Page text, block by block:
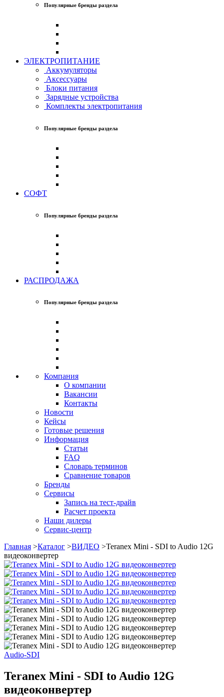
Популярные бренды раздела
ЭЛЕКТРОПИТАНИЕ
Аккумуляторы
Аксессуары
Блоки питания
Зарядные устройства
Комплекты электропитания
Популярные бренды раздела
СОФТ
Популярные бренды раздела
РАСПРОДАЖА
Популярные бренды раздела
Компания
О компании
Вакансии
Контакты
Новости
Кейсы
Готовые решения
Информация
Статьи
FAQ
Словарь терминов
Сравнение товаров
Бренды
Сервисы
Запись на тест-драйв
Расчет проекта
Наши дилеры
Сервис-центр
Главная >Каталог >ВИДЕО >Teranex Mini - SDI to Audio 12G
видеоконвертер
Audio-SDI
Teranex Mini - SDI to Audio 12G
видеоконвертер